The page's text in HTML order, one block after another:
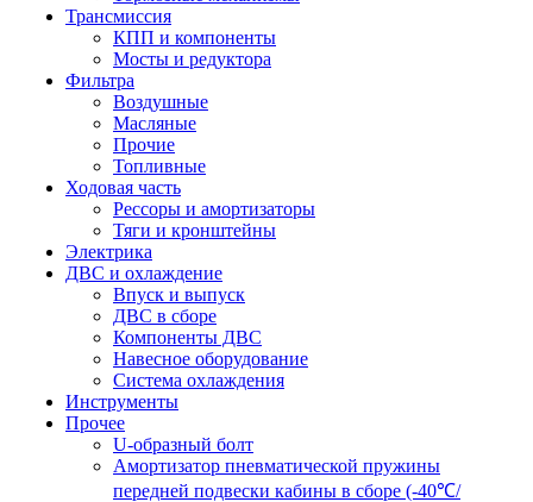
Трансмиссия
КПП и компоненты
Мосты и редуктора
Фильтра
Воздушные
Масляные
Прочие
Топливные
Ходовая часть
Рессоры и амортизаторы
Тяги и кронштейны
Электрика
ДВС и охлаждение
Впуск и выпуск
ДВС в сборе
Компоненты ДВС
Навесное оборудование
Система охлаждения
Инструменты
Прочее
U-образный болт
Амортизатор пневматической пружины
передней подвески кабины в сборе (-40℃/